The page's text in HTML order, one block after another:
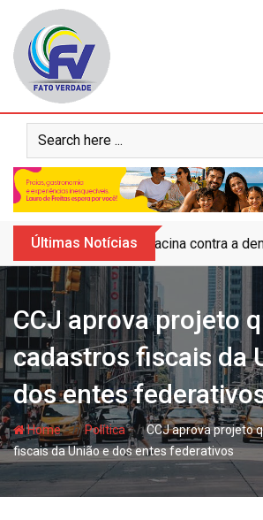
content
Últimas Notícias Vacina contra a
CCJ aprova projeto
cadastros fiscais da
dos entes
Home- hjPolítica- hjCCJ aprova projeto
fiscais da União e dos entes federativos